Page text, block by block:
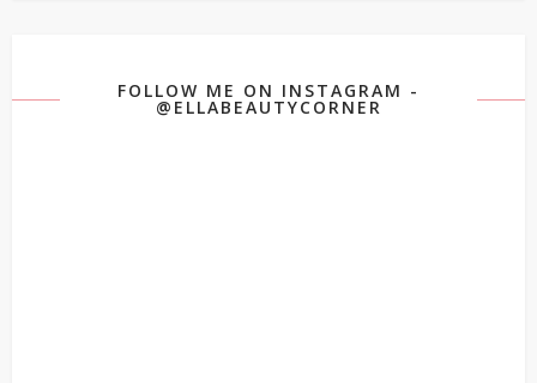
FOLLOW ME ON INSTAGRAM -
@ELLABEAUTYCORNER